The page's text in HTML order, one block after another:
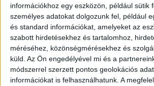
információkhoz egy eszközön, például sütik
személyes adatokat dolgozunk fel, például
és standard információkat, amelyeket az
szabott hirdetésekhez és tartalomhoz,
méréséhez, közönségmérésekhez és
küld. Az Ön engedélyével mi és a
módszerrel szerzett pontos geolokációs
információkat is felhasználhatunk. A